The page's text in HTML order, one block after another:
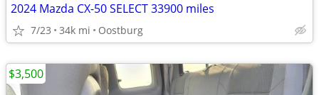
2024 Mazda CX-50 SELECT 33900 miles
7/23 34k mi Oostburg
$3,500